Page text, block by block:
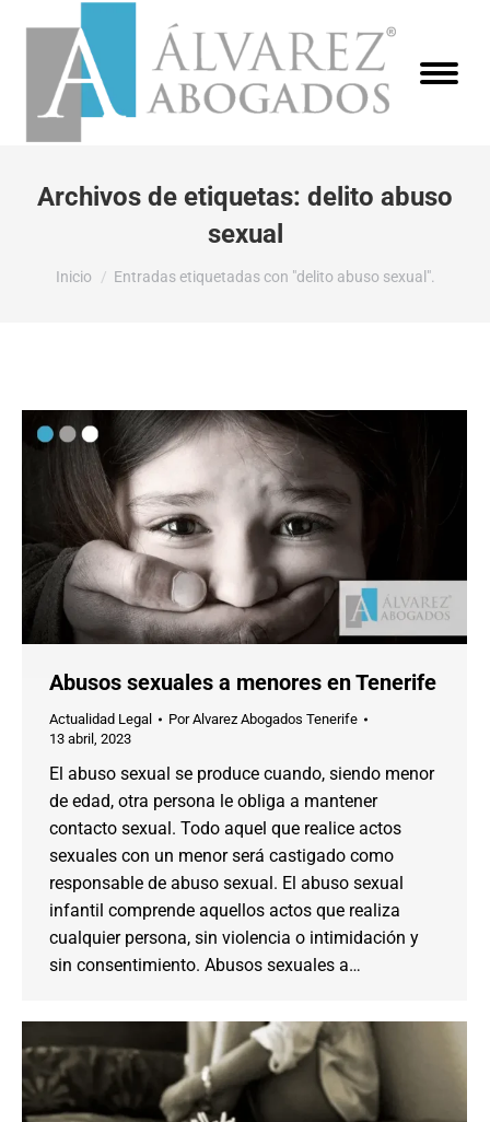
Archivos de etiquetas: delito abuso
sexual
Estás aquí:
Inicio Entradas etiquetadas con "delito abuso sexual".
Abusos sexuales a menores en Tenerife
Actualidad Legal PorAlvarez Abogados Tenerife
13 abril, 2023
El abuso sexual se produce cuando, siendo menor
de edad, otra persona le obliga a mantener
contacto sexual. Todo aquel que realice actos
sexuales con un menor será castigado como
responsable de abuso sexual. El abuso sexual
infantil comprende aquellos actos que realiza
cualquier persona, sin violencia o intimidación y
sin consentimiento. Abusos sexuales a…